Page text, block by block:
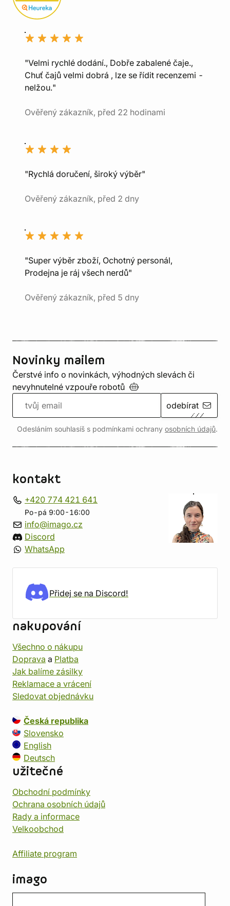
"Velmi rychlé dodání., Dobře zabalené čaje.,
Chuť čajů velmi dobrá , lze se řídit recenzemi -
nelžou."
Ověřený zákazník, před 22 hodinami
"Rychlá doručení, široký výběr"
Ověřený zákazník, před 2 dny
"Super výběr zboží, Ochotný personál,
Prodejna je ráj všech nerdů"
Ověřený zákazník, před 5 dny
Novinky mailem
Čerstvé info o novinkách, výhodných slevách či
nevyhnutelné vzpouře robotů
odebírat
Odesláním souhlasíš s podmínkami ochrany osobních údajů.
kontakt
+420 774 421 641
Po-pá 9:00-16:00
info@imago.cz
Discord
WhatsApp
Přidej se na Discord!
nakupování
Všechno o nákupu
Doprava a Platba
Jak balíme zásilky
Reklamace a vrácení
Sledovat objednávku
Česká republika
Slovensko
English
Deutsch
užitečné
Obchodní podmínky
Ochrana osobních údajů
Rady a informace
Velkoobchod
Affiliate program
imago